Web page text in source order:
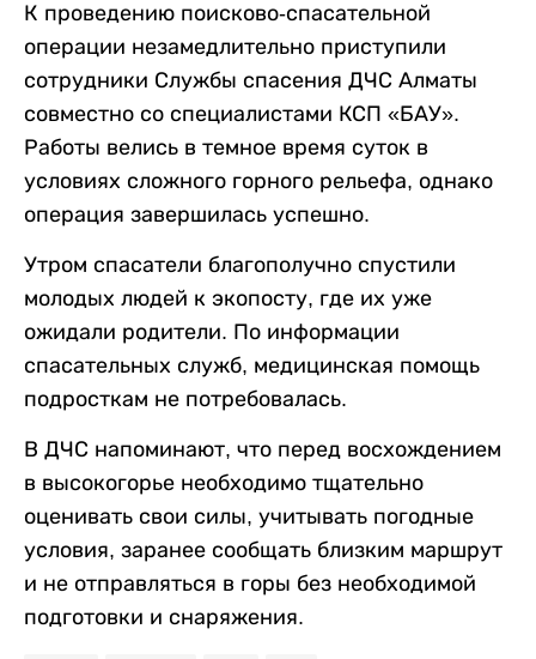
К проведению поисково-спасательной
операции незамедлительно приступили
сотрудники Службы спасения ДЧС Алматы
совместно со специалистами КСП «БАУ».
Работы велись в темное время суток в
условиях сложного горного рельефа, однако
операция завершилась успешно.
Утром спасатели благополучно спустили
молодых людей к экопосту, где их уже
ожидали родители. По информации
спасательных служб, медицинская помощь
подросткам не потребовалась.
В ДЧС напоминают, что перед восхождением
в высокогорье необходимо тщательно
оценивать свои силы, учитывать погодные
условия, заранее сообщать близким маршрут
и не отправляться в горы без необходимой
подготовки и снаряжения.